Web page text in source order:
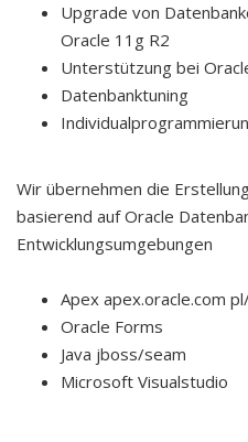
Upgrade von
Oracle 11g R2
Unterstützung bei
Datenbanktuning
Wir übernehmen die
basierend auf Oracle
Entwicklungsumgebungen
Apex apex.oracle.com
Oracle Forms
Java jboss/seam
Microsoft Visualstudio